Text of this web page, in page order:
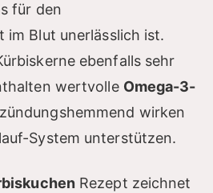
V
i
d
e
für den
Blut unerlässlich ist.
ebenfalls sehr
wertvolle Omega-3-
wirken
System unterstützen.
Rezept zeichnet